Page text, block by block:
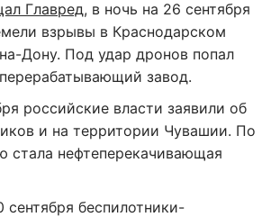
Главред, в ночь на 26 сентября
взрывы в Краснодарском
Дону. Под удар дронов попал
завод.
российские власти заявили об
и на территории Чувашии. По
стала нефтеперекачивающая
сентября беспилотники-